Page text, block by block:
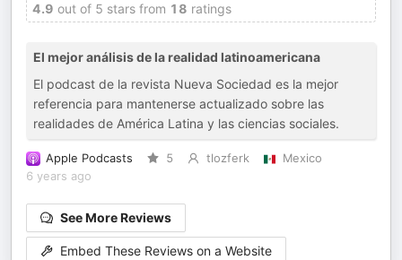
4.9 out of 5 stars from 18 ratings
El mejor análisis de la realidad latinoamericana
El podcast de la revista Nueva Sociedad es la mejor
referencia para mantenerse actualizado sobre las
realidades de América Latina y las ciencias sociales.
Apple Podcasts 5 tlozferk
Mexico
6 years ago
See More Reviews
Embed These Reviews on a Website